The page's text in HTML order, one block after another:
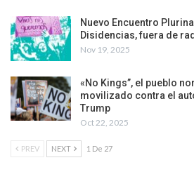
Nuevo Encuentro
Disidencias, fuera de
Nov 19, 2025
«No Kings”, el pueblo
movilizado contra el
Trump
Oct 22, 2025
PREV NEXT 1 De 27